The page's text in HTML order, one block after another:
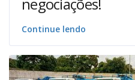
Continue lendo